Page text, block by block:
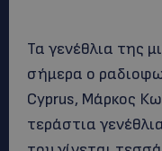
Τα γενέθλια της
σήμερα ο
Cyprus, Μάρκος
τεράστια